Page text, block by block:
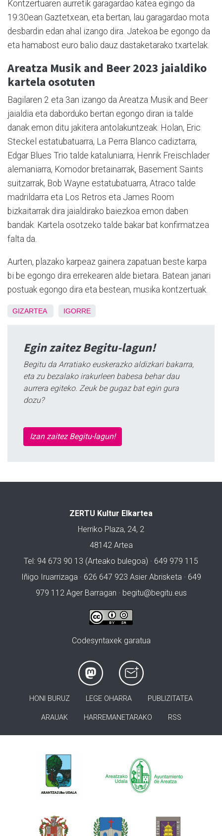
Kontzertuaren aurretik garagardao katea egingo da
19:30ean Gaztetxean, eta bertan, lau garagardao mota
desbardin edan ahal izango dira. Jatekoa be egongo da
eta hamabost euro balio dauz dastaketarako txartelak.
Areatza Musik and Beer 2023 jaialdiko
kartela osotuten
Bagilaren 2 eta 3an izango da Areatza Musik and Beer
jaialdia eta daborduko bertan egongo diran ia talde
danak emon ditu jakitera antolakuntzeak. Holan, Eric
Steckel estatubatuarra, La Perra Blanco cadiztarra,
Edgar Blues Trio talde kataluniarra, Henrik Freischlader
alemaniarra, Komodor bretainarrak, Basement Saints
suitzarrak, Bob Wayne estatubatuarra, Atraco talde
madrildarra eta Los Retros eta James Room
bizkaitarrak dira jaialdirako baiezkoa emon daben
bandak. Kartela osotzeko talde bakar bat konfirmatzea
falta da.
Aurten, plazako karpeaz gainera zapatuan beste karpa
bi be egongo dira errekearen alde bietara. Batean janari
postuak egongo dira eta bestean, musika kontzertuak.
GIZARTEA IGORRE
Egin zaitez Begitu-lagun!
Begitu da Arratiako euskerazko aldizkari bakarra,
eta zu bezalako irakurleen babesa behar dau
aurrera egiteko. Zeuk be gugaz bat egin gura
dozu?
Izan zaitez Begitu-lagun!
ZERTU Kultur Elkartea
Herriko Plaza, 24, 2
48142 Artea
Tel: 94 673 90 13 (Arteako bulegoa) · 649 979 115
Iñigo Iruarrizaga · 626 647 923 Asier Abrisketa · 649
979 112 Ager Barragan · begitu@begitu.eus
Codesyntaxek garatua
HONI BURUZ LEGE OHARRA PUBLIZITATEA
ARAUAK HARREMANETARAKO RSS